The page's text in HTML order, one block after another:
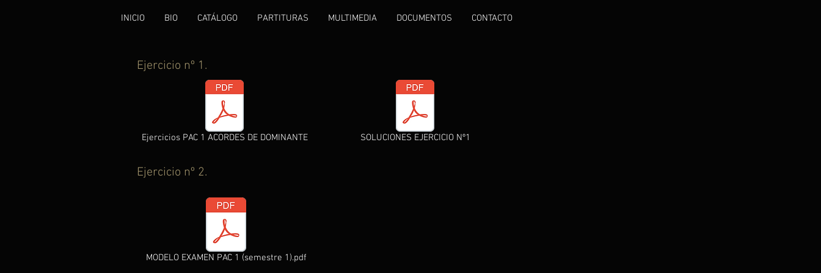
INICIO BIO CATÁLOGO PARTITURAS MULTIMEDIA DOCUMENTOS CONTACTO
Ejercicio nº 1.
Ejercicios PAC 1 ACORDES DE DOMINANTE SOLUCIONES EJERCICIO Nº1
Ejercicio nº 2.
MODELO EXAMEN PAC 1 (semestre 1).pdf